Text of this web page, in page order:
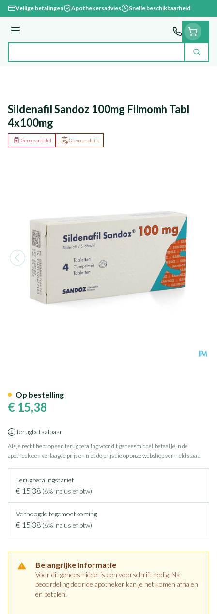
Ga naar de inhoud
Veilige betalingen Apothekersadvies Snelle beschikbaarheid
Menu
Zoek
Sildenafil Sandoz 100mg Filmomh Tabl
4x100mg
Op voorschrift
Geneesmiddel
€ 15,38
Terugbetaalbaar
Als je recht hebt op een terugbetaling voor dit geneesmiddel, betaal je in de
apotheek een verlaagde prijs en niet de prijs die op onze webshop vermeld staat.
Terugbetalingstarief
€ 15,38 (6% inclusief btw)
Verhoogde tegemoetkoming
€ 15,38 (6% inclusief btw)
Belangrijke informatie
Voor dit geneesmiddel is een voorschrift nodig. Na
beoordeling door de apotheker kan je het komen afhalen
en betalen.
Op bestelling